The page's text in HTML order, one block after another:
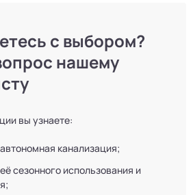
с выбором?
нашему
вы узнаете:
канализация;
сезонного использования и